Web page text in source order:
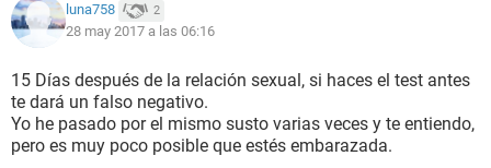
luna758 2
28 may 2017 a las 06:16
15 Días después de la relación sexual, si haces el test antes
te dará un falso negativo.
Yo he pasado por el mismo susto varias veces y te entiendo,
pero es muy poco posible que estés embarazada.